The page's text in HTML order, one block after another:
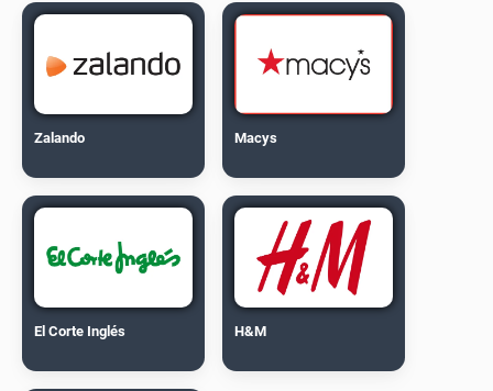
Zalando Macys
El Corte Inglés H&M